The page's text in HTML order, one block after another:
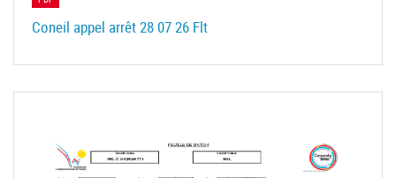
Coneil appel arrêt 28 07 26 Flt